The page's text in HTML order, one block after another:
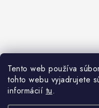
Tento web používa
tohto webu vyjadrujete
informácií tu.